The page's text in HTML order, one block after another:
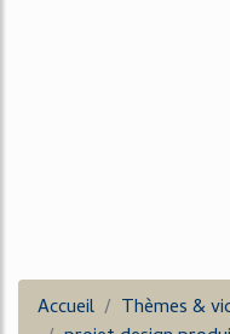
Accueil
Thèmes &